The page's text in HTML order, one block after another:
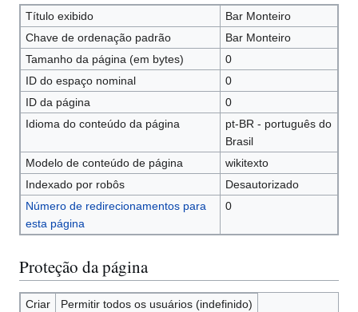
Título exibido
Bar Monteiro
Chave de ordenação padrão
Bar Monteiro
Tamanho da página (em bytes)
0
ID do espaço nominal
0
ID da página
0
Idioma do conteúdo da página
pt-BR - português do
Brasil
Modelo de conteúdo de página
wikitexto
Indexado por robôs
Desautorizado
Número de redirecionamentos para
esta página
0
Proteção da página
Criar Permitir todos os usuários (indefinido)